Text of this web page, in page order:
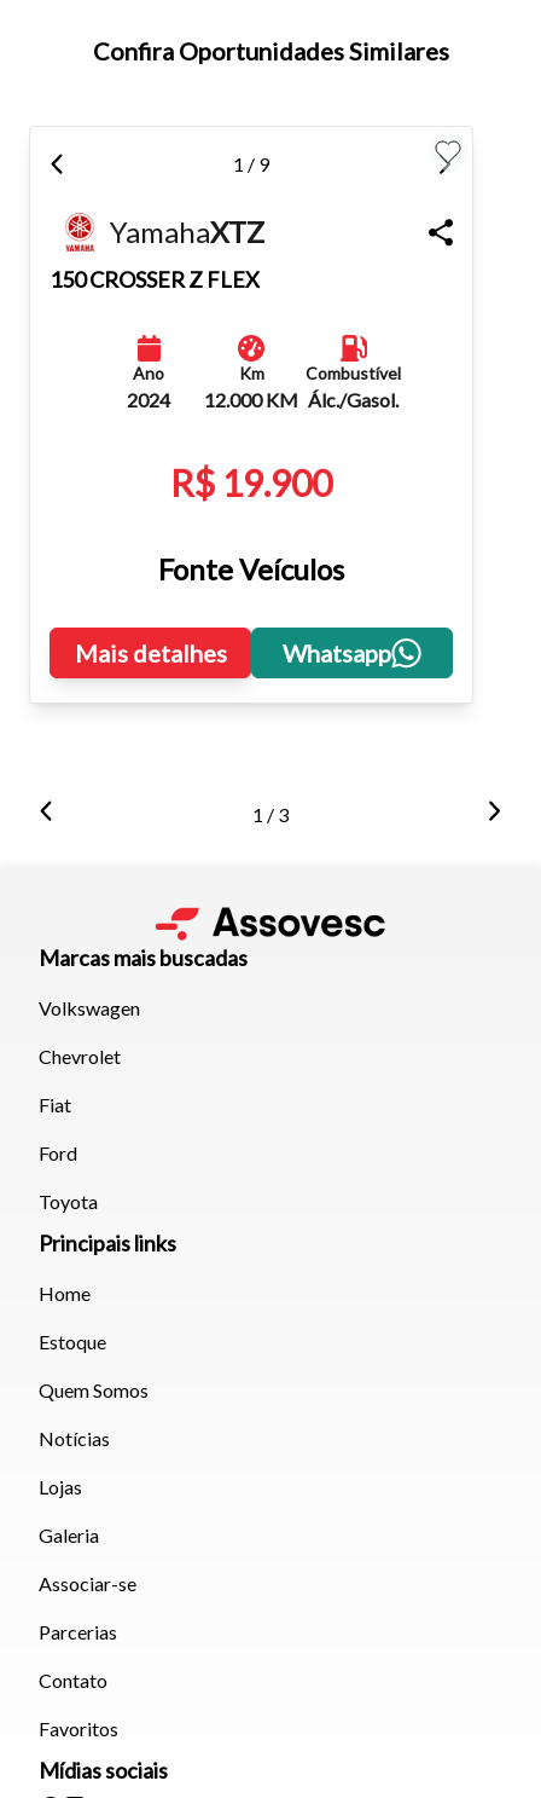
Fechar
Confira Oportunidades Similares
1 / 9
YamahaXTZ
150 CROSSER Z FLEX
Ano
2024
Km
12.000 KM
Combustível
Álc./Gasol.
R$ 19.900
Fonte Veículos
Mais detalhes Whatsapp
1 / 3
Marcas mais buscadas
Volkswagen
Chevrolet
Fiat
Ford
Toyota
Principais links
Home
Estoque
Quem Somos
Notícias
Lojas
Galeria
Associar-se
Parcerias
Contato
Favoritos
Mídias sociais